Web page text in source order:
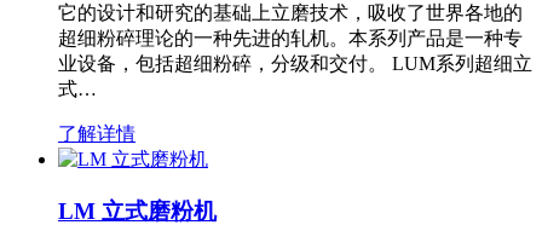
它的设计和研究的基础上立磨技术，吸收了世界各地的
超细粉碎理论的一种先进的轧机。本系列产品是一种专
业设备，包括超细粉碎，分级和交付。 LUM系列超细立
式…
了解详情
LM 立式磨粉机